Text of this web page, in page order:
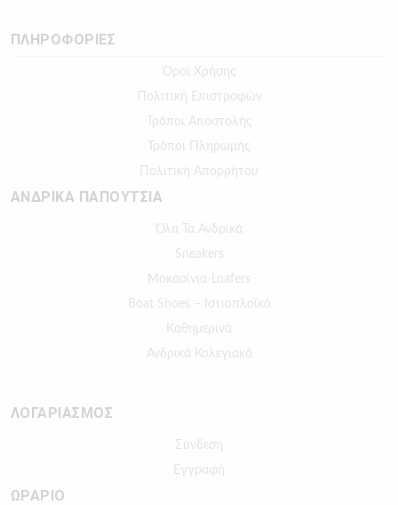
ΠΛΗΡΟΦΟΡΙΕΣ
Όροι Χρήσης
Πολιτική Επιστροφών
Τρόποι Αποστολής
Τρόποι Πληρωμής
Πολιτική Απορρήτου
ΑΝΔΡΙΚΑ ΠΑΠΟΥΤΣΙΑ
Όλα Τα Ανδρικά
Sneakers
Μοκασίνια-Loafers
Boat Shoes – Ιστιοπλοϊκά
Καθημερινά
Ανδρικά Κολεγιακά
ΛΟΓΑΡΙΑΣΜΟΣ
Σύνδεση
Εγγραφή
ΩΡΑΡΙΟ